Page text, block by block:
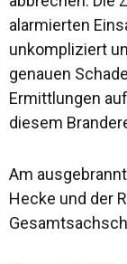
alarmierten
unkompliziert
genauen
Ermittlungen
diesem
Am
Hecke und der